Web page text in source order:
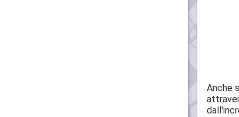
Anche